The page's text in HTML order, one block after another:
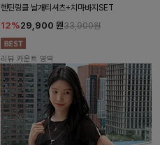
헨틴링클 날개티셔츠+치마바지SET
12%29,900 원33,900원
리뷰 카운트 영역